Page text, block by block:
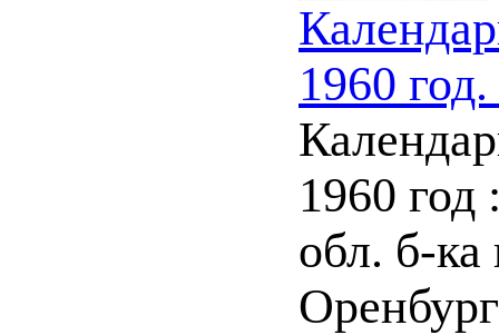
1960
1960 год
обл. б-